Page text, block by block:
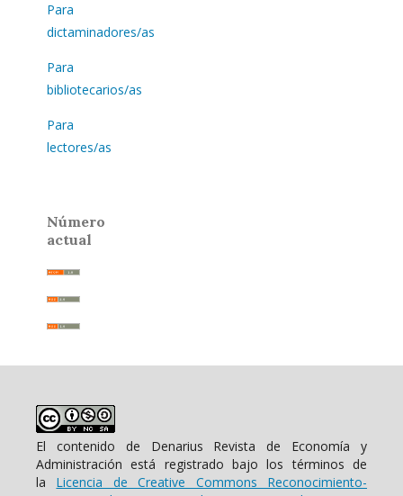
Para
dictaminadores/as
Para
bibliotecarios/as
Para
lectores/as
Número
actual
El contenido de Denarius Revista de Economía y
Administración está registrado bajo los términos de
la Licencia de Creative Commons Reconocimiento-